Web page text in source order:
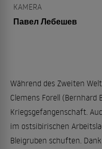
KAMERA
Павел Лебешев
Während des Zweiten
Clemens Forell
Kriegsgefangenschaft.
im ostsibirischen
Bleigruben schuften.